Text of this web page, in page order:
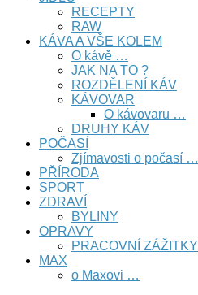
RECEPTY
RAW
KÁVA A VŠE KOLEM
O kávě …
JAK NA TO ?
ROZDĚLENÍ KÁV
KÁVOVAR
O kávovaru …
DRUHY KÁV
POČASÍ
Zjímavosti o počasí …
PŘÍRODA
SPORT
ZDRAVÍ
BYLINY
OPRAVY
PRACOVNÍ ZÁŽITKY
MAX
o Maxovi …